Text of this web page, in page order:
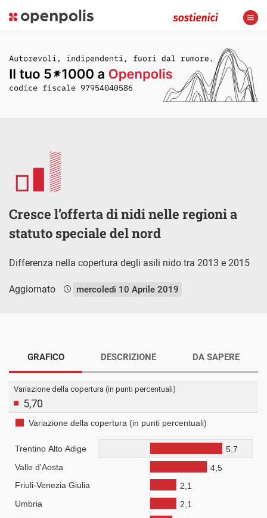
Cresce l’offerta di nidi nelle regioni a
statuto speciale del nord
Differenza nella copertura degli asili nido tra 2013 e 2015
Aggiornato mercoledì 10 Aprile 2019
GRAFICO DESCRIZIONE DA SAPERE